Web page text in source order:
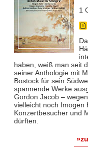
1
haben, weiß man seit
seiner Anthologie mit
Bostock für sein
spannende Werke
Gordon Jacob –
vielleicht noch Imogen
Konzertbesucher und
dürften.